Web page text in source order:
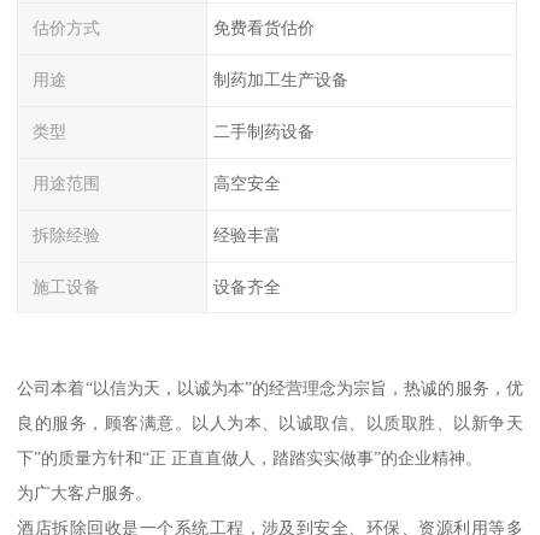
估价方式 免费看货估价
用途 制药加工生产设备
类型 二手制药设备
用途范围 高空安全
拆除经验 经验丰富
施工设备 设备齐全
公司本着“以信为天，以诚为本”的经营理念为宗旨，热诚的服务，优
良的服务，顾客满意。以人为本、以诚取信、以质取胜、以新争天
下”的质量方针和“正 正直直做人，踏踏实实做事”的企业精神。
为广大客户服务。
酒店拆除回收是一个系统工程，涉及到安全、环保、资源利用等多